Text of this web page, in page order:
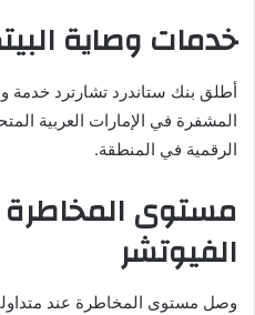
خدمات وصاية
أطلق بنك ستاندرد تشارترد خدمة
المشفرة في الإمارات العربية
الرقمية في المنطقة.
مستوى
الفيوتشر
وصل مستوى المخاطرة عند